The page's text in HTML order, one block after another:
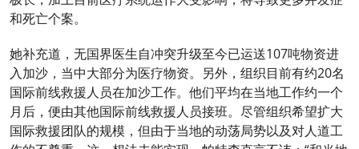
和死亡个案。
她补充道，无国界医生自冲突升级至今已运送107吨物资进
入加沙，当中大部分为医疗物资。另外，组织目前有约20名
国际前线救援人员在加沙工作。他们平均在当地工作约一个
月后，便由其他国际前线救援人员接班。尽管组织希望扩大
国际救援团队的规模，但由于当地的动荡局势以及对人道工